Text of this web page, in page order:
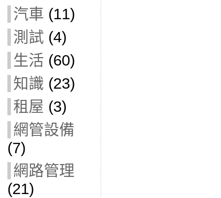
汽車 (11)
測試 (4)
生活 (60)
知識 (23)
租屋 (3)
網管設備
(7)
網路管理
(21)